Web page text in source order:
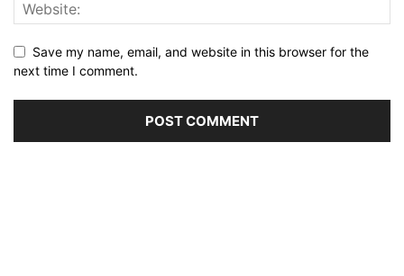
Save my name, email, and website in this browser for the
next time I comment.